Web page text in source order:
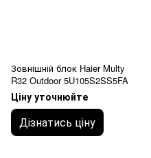
Зовнішній блок Haier Multy
R32 Outdoor 5U105S2SS5FA
Ціну уточнюйте
Дізнатись ціну